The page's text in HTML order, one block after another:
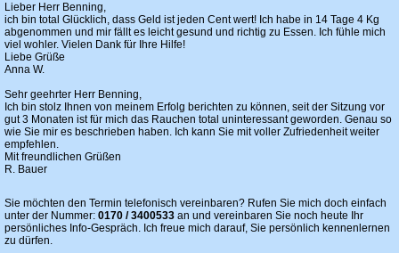
Lieber Herr Benning,
ich bin total Glücklich, dass Geld ist jeden Cent wert! Ich habe in 14 Tage 4 Kg
abgenommen und mir fällt es leicht gesund und richtig zu Essen. Ich fühle mich
viel wohler. Vielen Dank für Ihre Hilfe!
Liebe Grüße
Anna W.
Sehr geehrter Herr Benning,
Ich bin stolz Ihnen von meinem Erfolg berichten zu können, seit der Sitzung vor
gut 3 Monaten ist für mich das Rauchen total uninteressant geworden. Genau so
wie Sie mir es beschrieben haben. Ich kann Sie mit voller Zufriedenheit weiter
empfehlen.
Mit freundlichen Grüßen
R. Bauer
Sie möchten den Termin telefonisch vereinbaren? Rufen Sie mich doch einfach
unter der Nummer: 0170 / 3400533 an und vereinbaren Sie noch heute Ihr
persönliches Info-Gespräch. Ich freue mich darauf, Sie persönlich kennenlernen
zu dürfen.